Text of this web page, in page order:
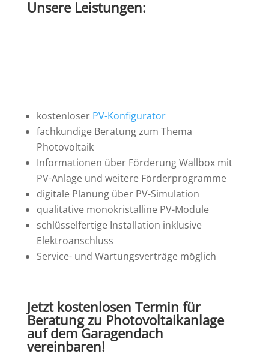
Unsere Leistungen:
kostenloser PV-Konfigurator
fachkundige Beratung zum Thema
Photovoltaik
Informationen über Förderung Wallbox mit
PV-Anlage und weitere Förderprogramme
digitale Planung über PV-Simulation
qualitative monokristalline PV-Module
schlüsselfertige Installation inklusive
Elektroanschluss
Service- und Wartungsverträge möglich
Jetzt kostenlosen Termin für
Beratung zu Photovoltaikanlage
auf dem Garagendach
vereinbaren!